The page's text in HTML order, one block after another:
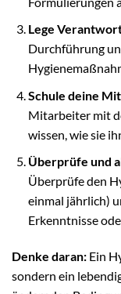
Lege
Durchführung
Schule deine
Mitarbeiter mit
wissen, wie sie
Überprüfe und
Überprüfe den
einmal jährlich)
Erkenntnisse
Denke daran: Ein
sondern ein